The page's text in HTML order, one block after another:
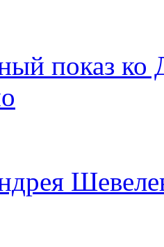
показ